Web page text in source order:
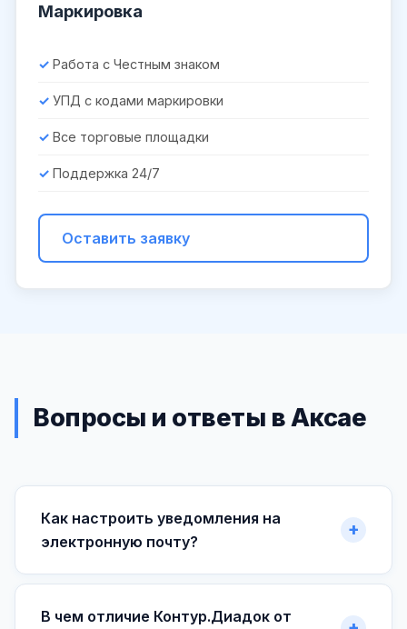
Маркировка
Работа с Честным знаком
УПД с кодами маркировки
Все торговые площадки
Поддержка 24/7
Оставить заявку
Вопросы и ответы в Аксае
Как настроить уведомления на
электронную почту?
В чем отличие Контур.Диадок от